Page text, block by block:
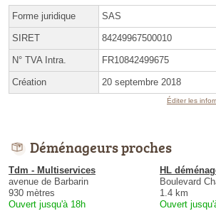
Forme juridique SAS
SIRET 84249967500010
N° TVA Intra. FR10842499675
Création 20 septembre 2018
Éditer les
Déménageurs proches
Tdm - Multiservices
avenue de Barbarin
930 mètres
Ouvert jusqu'à 18h
HL
Boulevard
1.4 km
Ouvert